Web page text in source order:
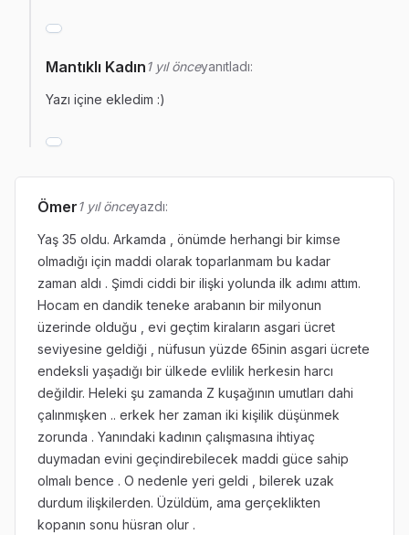
Mantıklı Kadın1 yıl önceyanıtladı:
Yazı içine ekledim :)
Ömer1 yıl önceyazdı:
Yaş 35 oldu. Arkamda , önümde herhangi bir kimse
olmadığı için maddi olarak toparlanmam bu kadar
zaman aldı . Şimdi ciddi bir ilişki yolunda ilk adımı attım.
Hocam en dandik teneke arabanın bir milyonun
üzerinde olduğu , evi geçtim kiraların asgari ücret
seviyesine geldiği , nüfusun yüzde 65inin asgari ücrete
endeksli yaşadığı bir ülkede evlilik herkesin harcı
değildir. Heleki şu zamanda Z kuşağının umutları dahi
çalınmışken .. erkek her zaman iki kişilik düşünmek
zorunda . Yanındaki kadının çalışmasına ihtiyaç
duymadan evini geçindirebilecek maddi güce sahip
olmalı bence . O nedenle yeri geldi , bilerek uzak
durdum ilişkilerden. Üzüldüm, ama gerçeklikten
kopanın sonu hüsran olur .